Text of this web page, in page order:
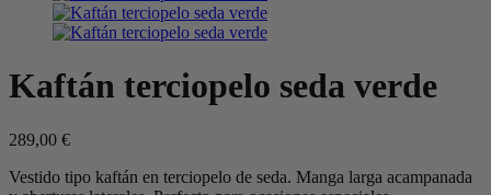
Kaftán terciopelo seda verde
289,00 €
Vestido tipo kaftán en terciopelo de seda. Manga larga acampanada